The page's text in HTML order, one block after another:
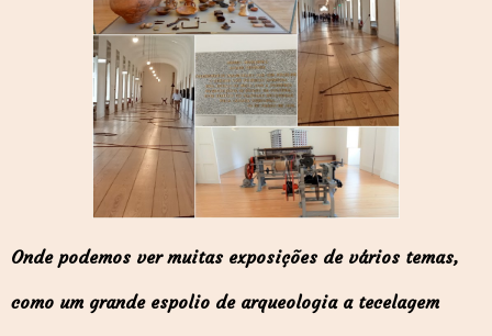
Onde podemos ver muitas exposições de vários temas,
como um grande espolio de arqueologia a tecelagem